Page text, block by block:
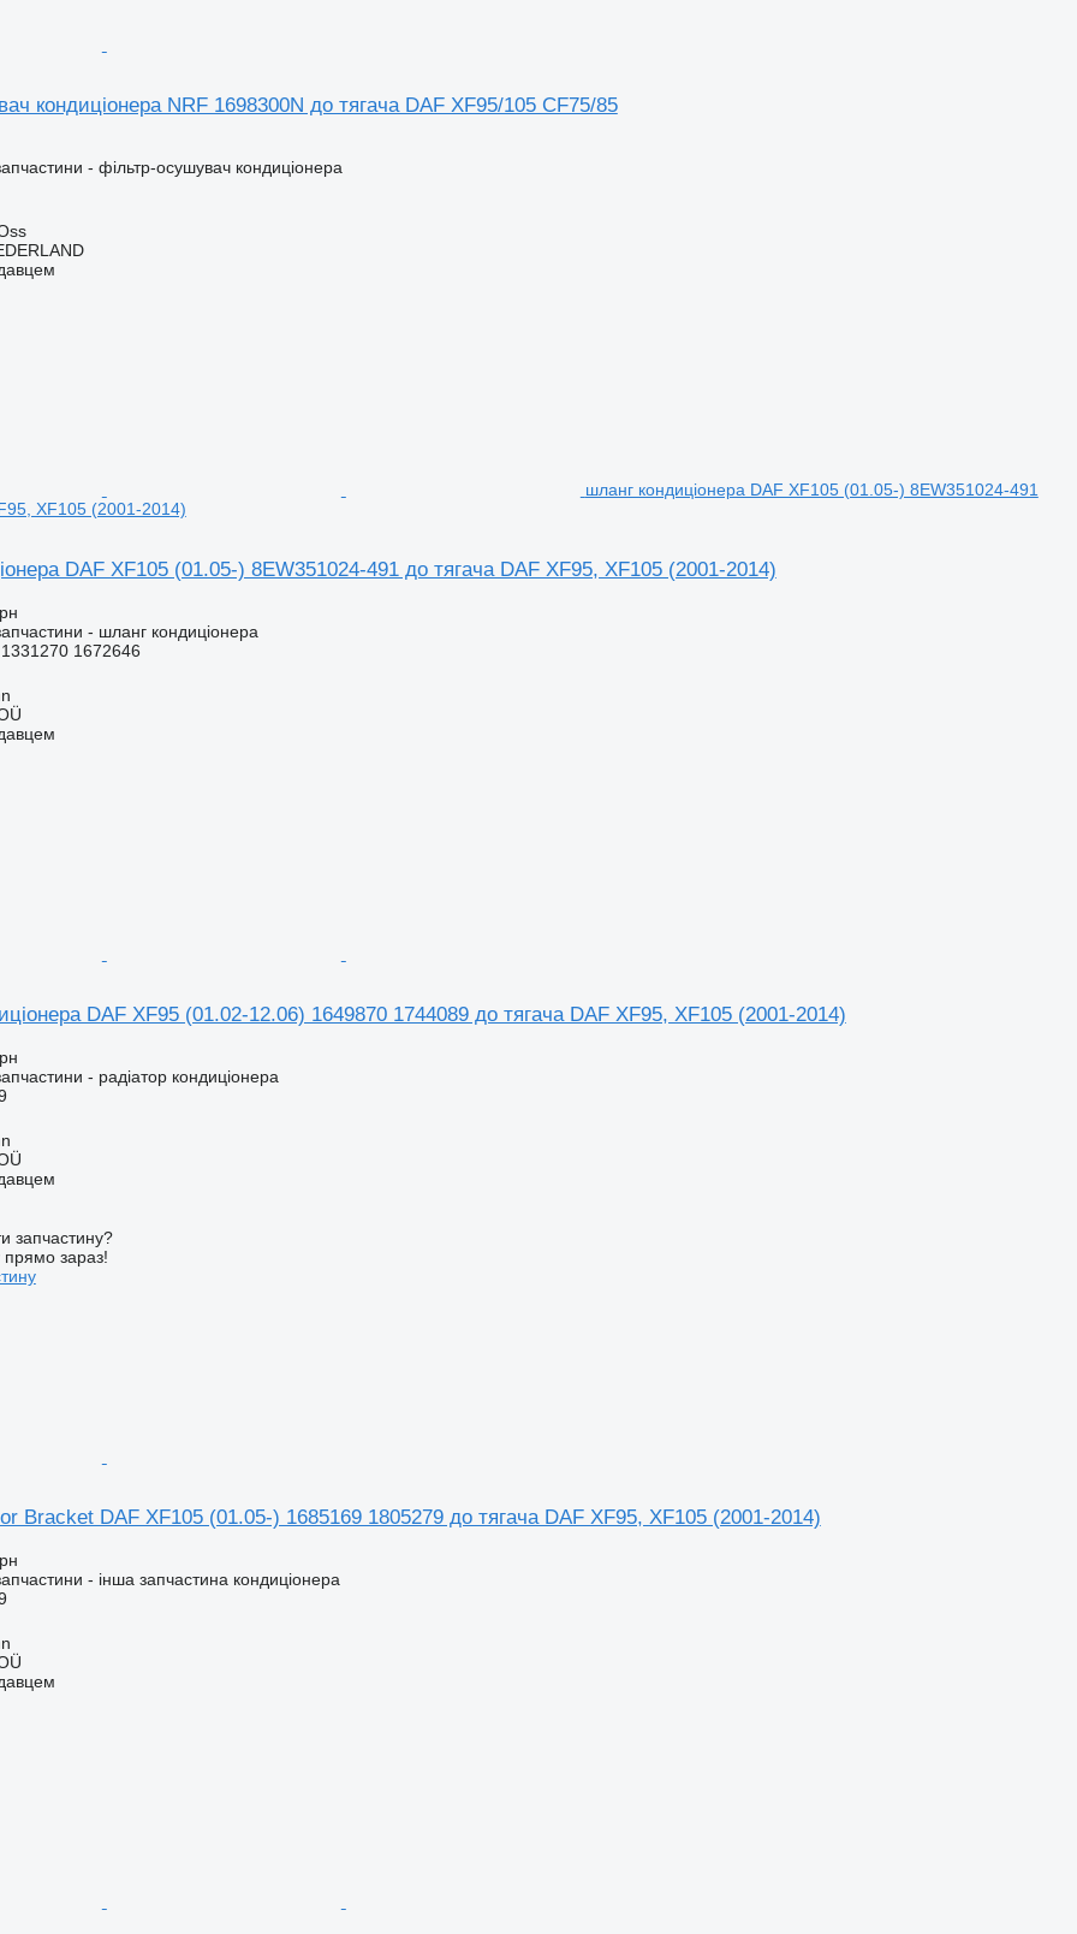
кондиціонера NRF 1698300N до тягача DAF XF95/105 CF75/85
- фільтр-осушувач кондиціонера
шланг кондиціонера DAF XF105 (01.05-) 8EW351024-491
XF105 (2001-2014)
DAF XF105 (01.05-) 8EW351024-491 до тягача DAF XF95, XF105 (2001-2014)
- шланг кондиціонера
1672646
DAF XF95 (01.02-12.06) 1649870 1744089 до тягача DAF XF95, XF105 (2001-2014)
- радіатор кондиціонера
запчастину?
прямо зараз!
Bracket DAF XF105 (01.05-) 1685169 1805279 до тягача DAF XF95, XF105 (2001-2014)
- інша запчастина кондиціонера